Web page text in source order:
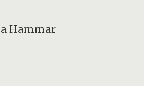
Hammar